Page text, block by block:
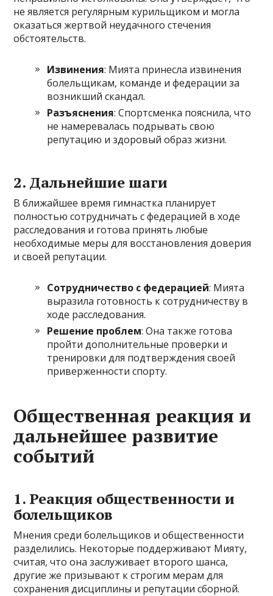
не является регулярным курильщиком и могла
оказаться жертвой неудачного стечения
обстоятельств.
Извинения: Мията принесла извинения
болельщикам, команде и федерации за
возникший скандал.
Разъяснения: Спортсменка пояснила, что
не намеревалась подрывать свою
репутацию и здоровый образ жизни.
2. Дальнейшие шаги
В ближайшее время гимнастка планирует
полностью сотрудничать с федерацией в ходе
расследования и готова принять любые
необходимые меры для восстановления доверия
и своей репутации.
Сотрудничество с федерацией: Мията
выразила готовность к сотрудничеству в
ходе расследования.
Решение проблем: Она также готова
пройти дополнительные проверки и
тренировки для подтверждения своей
приверженности спорту.
Общественная реакция и
дальнейшее развитие
событий
1. Реакция общественности и
болельщиков
Мнения среди болельщиков и общественности
разделились. Некоторые поддерживают Мияту,
считая, что она заслуживает второго шанса,
другие же призывают к строгим мерам для
сохранения дисциплины и репутации сборной.